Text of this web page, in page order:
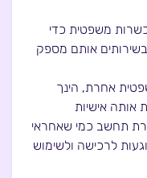
גיל 18, ובעל כשרות משפטית כדי
אותם מספק
אחרת, הינך
אותה אישיות
תחשב כמי שאחראי
לרכישה ולשימוש